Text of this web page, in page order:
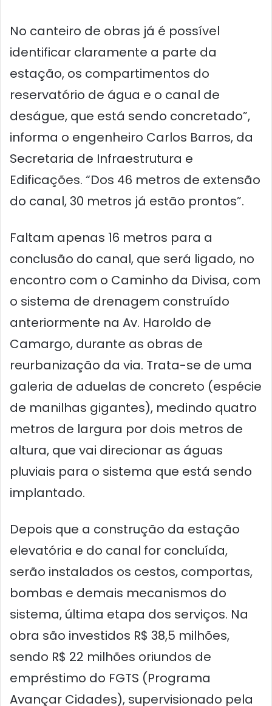
No canteiro de obras já é possível
identificar claramente a parte da
estação, os compartimentos do
reservatório de água e o canal de
deságue, que está sendo concretado”,
informa o engenheiro Carlos Barros, da
Secretaria de Infraestrutura e
Edificações. “Dos 46 metros de extensão
do canal, 30 metros já estão prontos”.
Faltam apenas 16 metros para a
conclusão do canal, que será ligado, no
encontro com o Caminho da Divisa, com
o sistema de drenagem construído
anteriormente na Av. Haroldo de
Camargo, durante as obras de
reurbanização da via. Trata-se de uma
galeria de aduelas de concreto (espécie
de manilhas gigantes), medindo quatro
metros de largura por dois metros de
altura, que vai direcionar as águas
pluviais para o sistema que está sendo
implantado.
Depois que a construção da estação
elevatória e do canal for concluída,
serão instalados os cestos, comportas,
bombas e demais mecanismos do
sistema, última etapa dos serviços. Na
obra são investidos R$ 38,5 milhões,
sendo R$ 22 milhões oriundos de
empréstimo do FGTS (Programa
Avançar Cidades), supervisionado pela